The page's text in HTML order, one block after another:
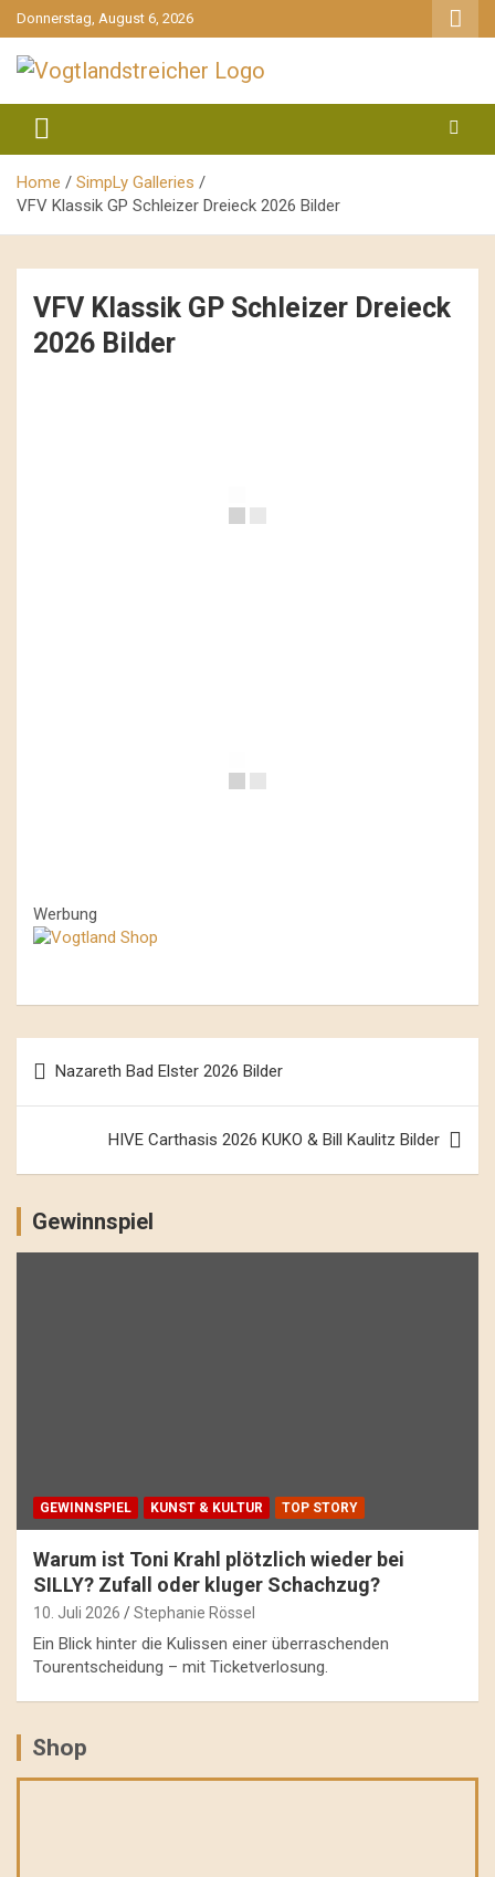
gehe
zum
Inhalt
Donnerstag, August 6, 2026
Vogtlandstreicher
Home
SimpLy Galleries
VFV Klassik GP Schleizer Dreieck 2026 Bilder
VFV Klassik GP Schleizer Dreieck
2026 Bilder
Werbung
Navigation
Nazareth Bad Elster 2026 Bilder
HIVE Carthasis 2026 KUKO & Bill Kaulitz Bilder
Gewinnspiel
GEWINNSPIEL KUNST & KULTUR TOP STORY
Warum ist Toni Krahl plötzlich wieder bei
SILLY? Zufall oder kluger Schachzug?
10. Juli 2026 Stephanie Rössel
Ein Blick hinter die Kulissen einer überraschenden
Tourentscheidung – mit Ticketverlosung.
Shop